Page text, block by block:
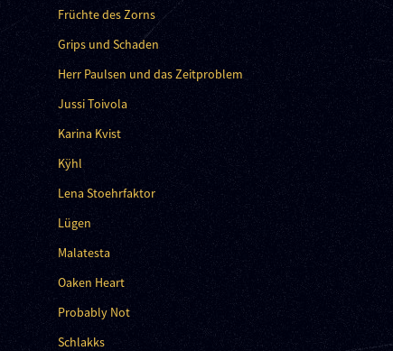
Früchte des Zorns
Grips und Schaden
Herr Paulsen und das Zeitproblem
Jussi Toivola
Karina Kvist
Kÿhl
Lena Stoehrfaktor
Lügen
Malatesta
Oaken Heart
Probably Not
Schlakks